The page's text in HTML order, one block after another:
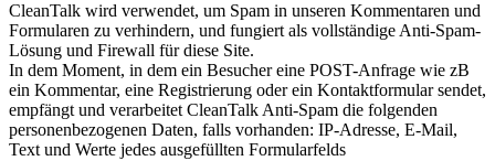
CleanTalk wird verwendet, um Spam in unseren Kommentaren und
Formularen zu verhindern, und fungiert als vollständige Anti-Spam-
Lösung und Firewall für diese Site.
In dem Moment, in dem ein Besucher eine POST-Anfrage wie zB
ein Kommentar, eine Registrierung oder ein Kontaktformular sendet,
empfängt und verarbeitet CleanTalk Anti-Spam die folgenden
personenbezogenen Daten, falls vorhanden: IP-Adresse, E-Mail,
Text und Werte jedes ausgefüllten Formularfelds